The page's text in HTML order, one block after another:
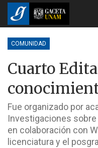
COMUNIDAD
Cuarto
Fue organizado por
Investigaciones sobre
en colaboración con
licenciatura y el